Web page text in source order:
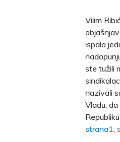
Vilim
ispalo
ste tužili
nazivali
Vladu,
strana1;